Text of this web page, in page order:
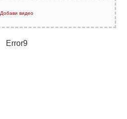
Добави видео
Error9